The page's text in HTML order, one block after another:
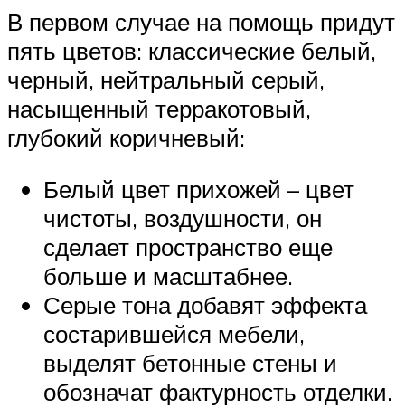
В первом случае на помощь придут
пять цветов: классические белый,
черный, нейтральный серый,
насыщенный терракотовый,
глубокий коричневый:
Белый цвет прихожей – цвет
чистоты, воздушности, он
сделает пространство еще
больше и масштабнее.
Серые тона добавят эффекта
состарившейся мебели,
выделят бетонные стены и
обозначат фактурность отделки.